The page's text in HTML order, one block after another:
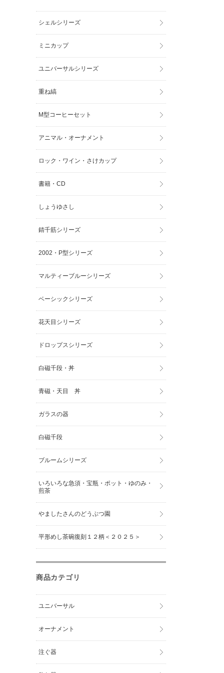
シェルシリーズ
ミニカップ
ユニバーサルシリーズ
重ね縞
M型コーヒーセット
アニマル・オーナメント
ロック・ワイン・さけカップ
書籍・CD
しょうゆさし
錆千筋シリーズ
2002・P型シリーズ
マルティーブルーシリーズ
ベーシックシリーズ
花天目シリーズ
ドロップスシリーズ
白磁千段・丼
青磁・天目 丼
ガラスの器
白磁千段
ブルームシリーズ
いろいろな急須・宝瓶・ポット・ゆのみ・
煎茶
やましたさんのどうぶつ園
平形めし茶碗復刻１２柄＜２０２５＞
商品カテゴリ
ユニバーサル
オーナメント
注ぐ器